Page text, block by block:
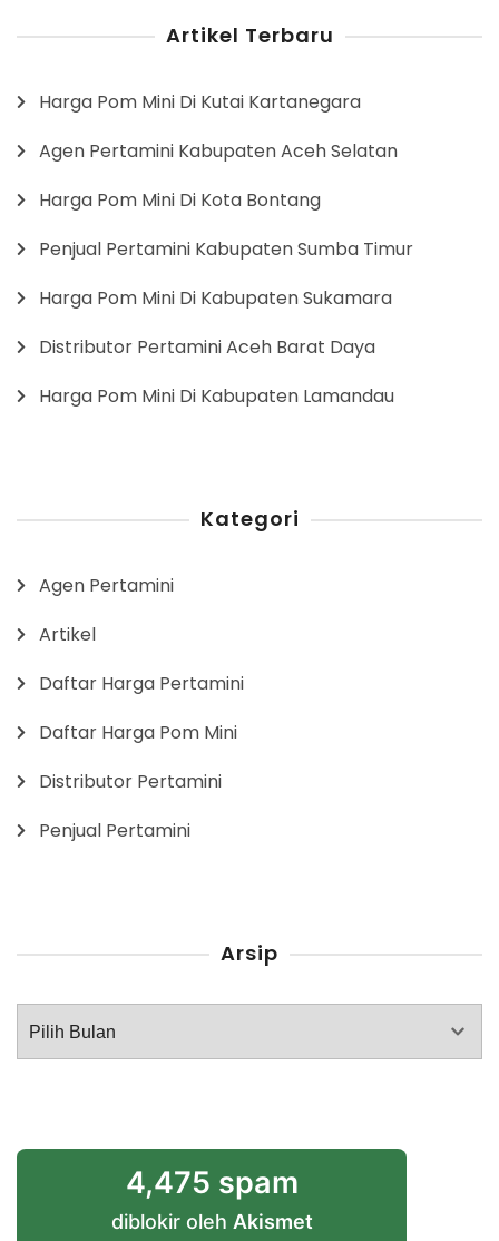
Artikel Terbaru
Harga Pom Mini Di Kutai Kartanegara
Agen Pertamini Kabupaten Aceh Selatan
Harga Pom Mini Di Kota Bontang
Penjual Pertamini Kabupaten Sumba Timur
Harga Pom Mini Di Kabupaten Sukamara
Distributor Pertamini Aceh Barat Daya
Harga Pom Mini Di Kabupaten Lamandau
Kategori
Agen Pertamini
Artikel
Daftar Harga Pertamini
Daftar Harga Pom Mini
Distributor Pertamini
Penjual Pertamini
Arsip
Arsip
4,475 spam
diblokir oleh Akismet